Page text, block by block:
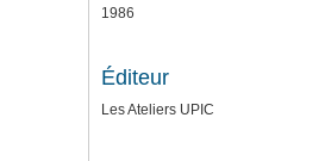
1986
Éditeur
Les Ateliers UPIC